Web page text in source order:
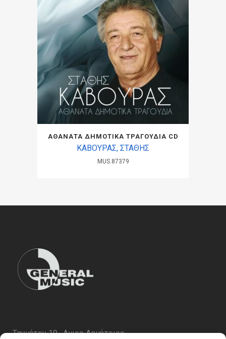
ΑΘΑΝΑΤΑ ΔΗΜΟΤΙΚΑ ΤΡΑΓΟΥΔΙΑ CD
ΚΑΒΟΥΡΑΣ, ΣΤΑΘΗΣ
MUS.87379
Ταυγέτου 19 , Αγιος Δημήτριος